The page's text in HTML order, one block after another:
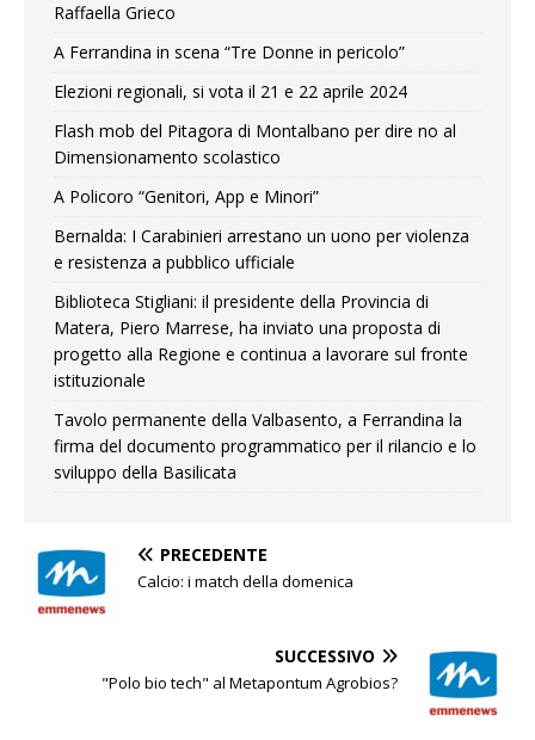
Raffaella Grieco
A Ferrandina in scena “Tre Donne in pericolo”
Elezioni regionali, si vota il 21 e 22 aprile 2024
Flash mob del Pitagora di Montalbano per dire no al
Dimensionamento scolastico
A Policoro “Genitori, App e Minori”
Bernalda: I Carabinieri arrestano un uono per violenza
e resistenza a pubblico ufficiale
Biblioteca Stigliani: il presidente della Provincia di
Matera, Piero Marrese, ha inviato una proposta di
progetto alla Regione e continua a lavorare sul fronte
istituzionale
Tavolo permanente della Valbasento, a Ferrandina la
firma del documento programmatico per il rilancio e lo
sviluppo della Basilicata
PRECEDENTE
Calcio: i match della domenica
SUCCESSIVO
"Polo bio tech" al Metapontum Agrobios?